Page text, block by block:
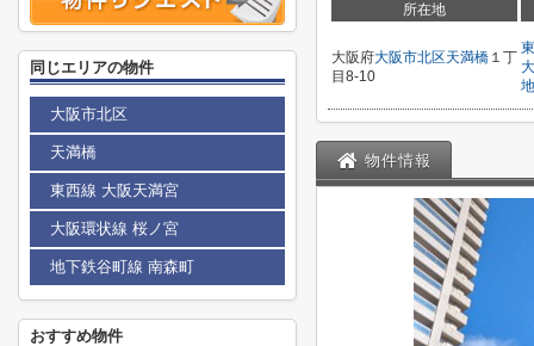
所在地
大阪府大阪市北区天満橋 １丁
目8-10
物件情報
同じエリアの物件
大阪市北区
天満橋
東西線 大阪天満宮
大阪環状線 桜ノ宮
地下鉄谷町線 南森町
おすすめ物件